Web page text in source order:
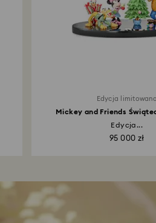
Edycja limitowana
Mickey and Friends
Edycja...
95 000 zł